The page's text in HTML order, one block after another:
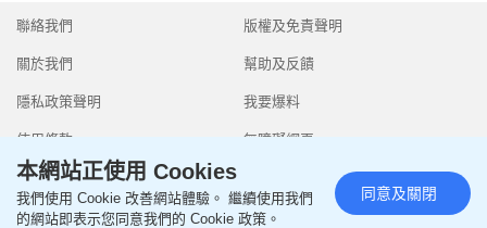
聯絡我們
關於我們
隱私政策聲明
使用條款
版權及免責聲明
幫助及反饋
我要爆料
無障礙網頁
本網站正使用 Cookies
我們使用 Cookie 改善網站體驗。 繼續使用我們
的網站即表示您同意我們的 Cookie 政策。
同意及關閉